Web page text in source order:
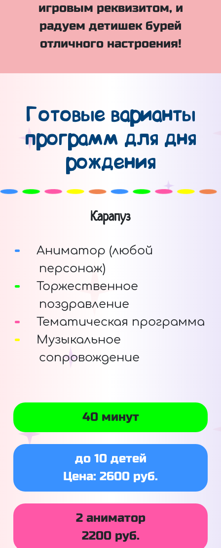
игровым реквизитом, и
радуем детишек бурей
отличного настроения!
Готовые варианты
программ для дня
рождения
Карапуз
Аниматор (любой
персонаж)
Торжественное
поздравление
Тематическая программа
Музыкальное
сопровождение
40 минут
до 10 детей
Цена: 2600 руб.
2 аниматор
2200 руб.